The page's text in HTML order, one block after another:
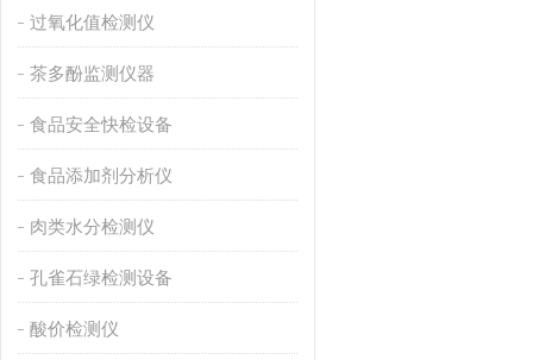
过氧化值检测仪
茶多酚监测仪器
食品安全快检设备
食品添加剂分析仪
肉类水分检测仪
孔雀石绿检测设备
酸价检测仪